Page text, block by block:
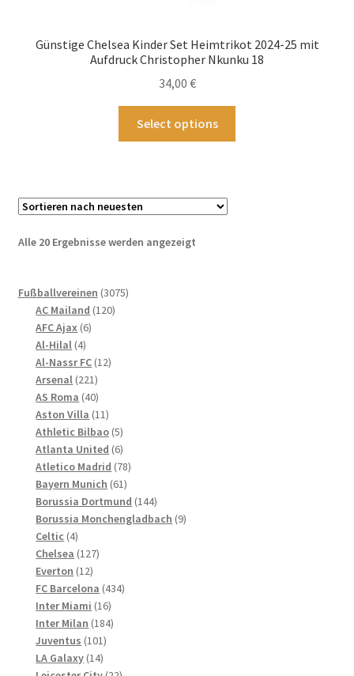
Günstige Chelsea Kinder Set Heimtrikot 2024-25 mit
Aufdruck Christopher Nkunku 18
34,00 €
Select options
Alle 20 Ergebnisse werden angezeigtNach
Fußballvereinen 30753075
AC Mailand 120120
AFC Ajax 66
Al-Hilal 44
Produkte
Al-Nassr FC 1212
Arsenal 221221
Produkte
AS Roma 4040
Produkte
Aston Villa 1111
Produkte
Athletic Bilbao 55
Produkte
Atlanta United 66
Produkte
Atletico Madrid 7878
Bayern Munich 6161
Produkte
Borussia Dortmund 144144
Produkte
Borussia Monchengladbach 99
Celtic 44
Produkte
Chelsea 127127
Everton 1212
Produkte
FC Barcelona 434434
Inter Miami 1616
Produkte
Inter Milan 184184
Juventus 101101
LA Galaxy 1414